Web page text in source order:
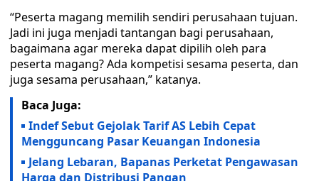
“Peserta magang memilih sendiri perusahaan tujuan.
Jadi ini juga menjadi tantangan bagi perusahaan,
bagaimana agar mereka dapat dipilih oleh para
peserta magang? Ada kompetisi sesama peserta, dan
juga sesama perusahaan,” katanya.
Baca Juga:
Indef Sebut Gejolak Tarif AS Lebih Cepat
Mengguncang Pasar Keuangan Indonesia
Jelang Lebaran, Bapanas Perketat Pengawasan
Harga dan Distribusi Pangan